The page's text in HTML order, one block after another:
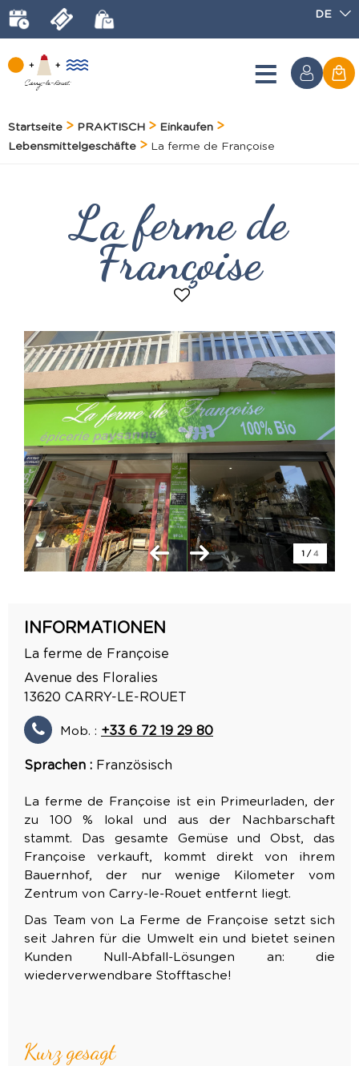
DE
Startseite PRAKTISCH
Einkaufen
Lebensmittelgeschäfte
La ferme de Françoise
La ferme de
Françoise
1 /4
INFORMATIONEN
La ferme de Françoise
Avenue des Floralies
13620 CARRY-LE-ROUET
Mob. : +33 6 72 19 29 80
Sprachen : Französisch
La ferme de Françoise ist ein Primeurladen, der
zu 100 % lokal und aus der Nachbarschaft
stammt. Das gesamte Gemüse und Obst, das
Françoise verkauft, kommt direkt von ihrem
Bauernhof, der nur wenige Kilometer vom
Zentrum von Carry-le-Rouet entfernt liegt.
Das Team von La Ferme de Françoise setzt sich
seit Jahren für die Umwelt ein und bietet seinen
Kunden Null-Abfall-Lösungen an: die
wiederverwendbare Stofftasche!
Kurz gesagt